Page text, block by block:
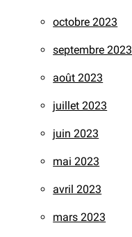
octobre 2023
septembre 2023
août 2023
juillet 2023
juin 2023
mai 2023
avril 2023
mars 2023